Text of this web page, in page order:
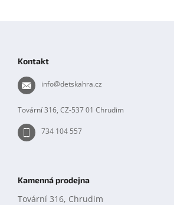
Kontakt
info@detskahra.cz
Tovární 316, CZ-537 01 Chrudim
734 104 557
Kamenná prodejna
Tovární 316, Chrudim